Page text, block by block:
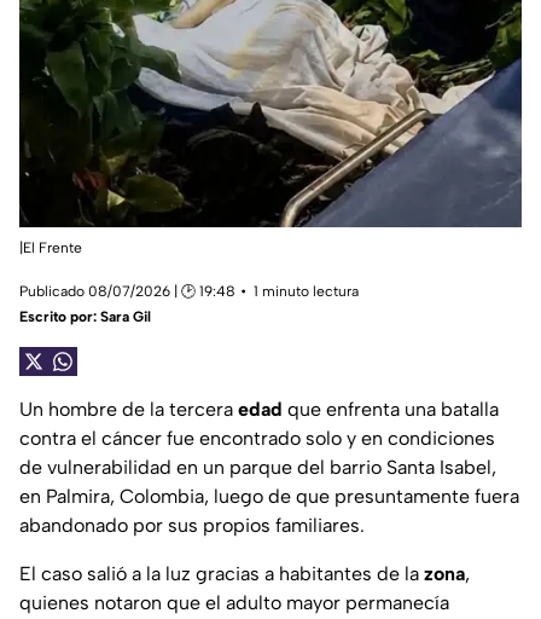
|El Frente
Publicado 08/07/2026 | 🕑 19:48
1 minuto lectura
Escrito por: Sara Gil
Un hombre de la tercera edad que enfrenta una batalla
contra el cáncer fue encontrado solo y en condiciones
de vulnerabilidad en un parque del barrio Santa Isabel,
en Palmira, Colombia, luego de que presuntamente fuera
abandonado por sus propios familiares.
El caso salió a la luz gracias a habitantes de la zona,
quienes notaron que el adulto mayor permanecía